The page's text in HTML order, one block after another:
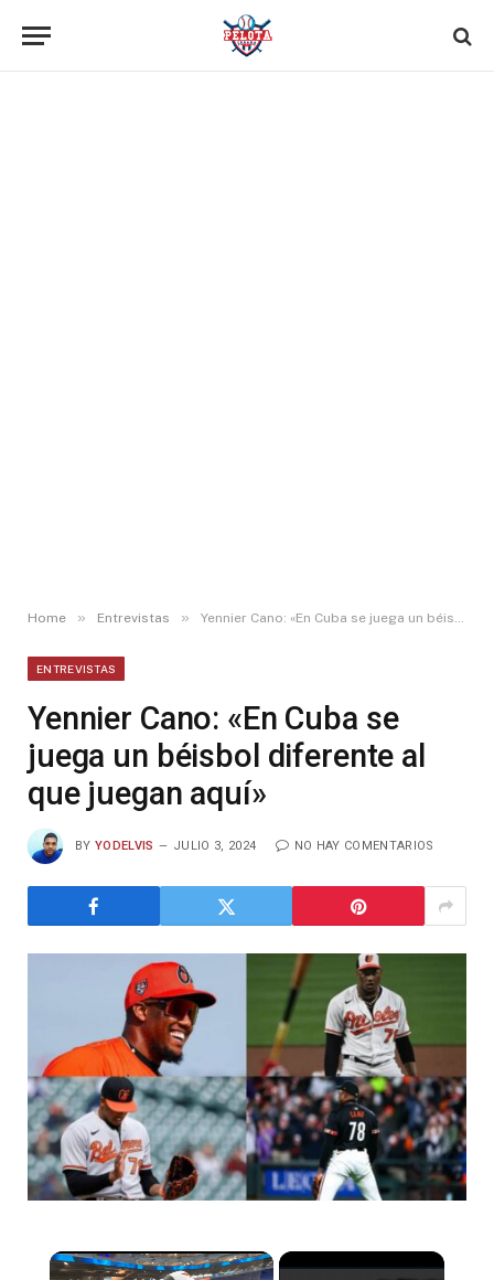
Home » Entrevistas » Yennier Cano: «En Cuba se juega un béisbol diferente al que juegan aquí»
ENTREVISTAS
Yennier Cano: «En Cuba se
juega un béisbol diferente al
que juegan aquí»
BY YODELVIS JULIO 3, 2024 NO HAY COMENTARIOS